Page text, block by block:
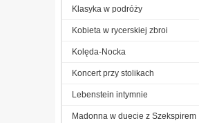
Klasyka w podróży
Kobieta w rycerskiej zbroi
Kolęda-Nocka
Koncert przy stolikach
Lebenstein intymnie
Madonna w duecie z Szekspirem